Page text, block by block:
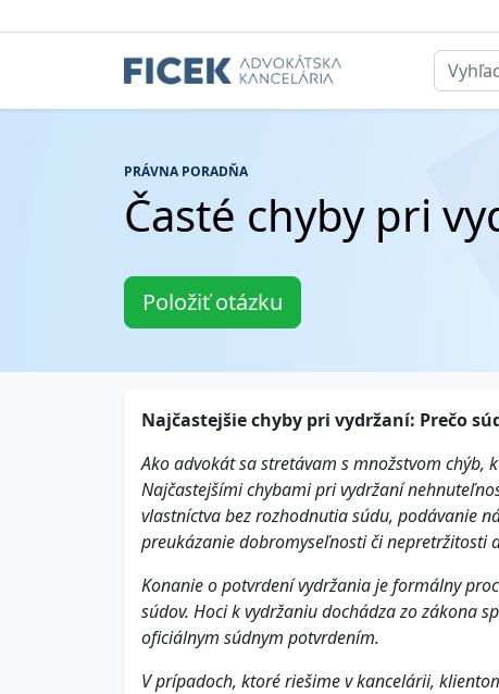
PRÁVNA PORADŇA
Časté chyby pri
Položiť otázku
Najčastejšie chyby pri vydržaní: Prečo
Ako advokát sa stretávam s množstvom
Najčastejšími chybami pri vydržaní
vlastníctva bez rozhodnutia súdu, podávanie
preukázanie dobromyseľnosti či nepretržitosti
Konanie o potvrdení vydržania je formálny
súdov. Hoci k vydržaniu dochádza zo zákona
oficiálnym súdnym potvrdením.
V prípadoch, ktoré riešime v kancelárii,